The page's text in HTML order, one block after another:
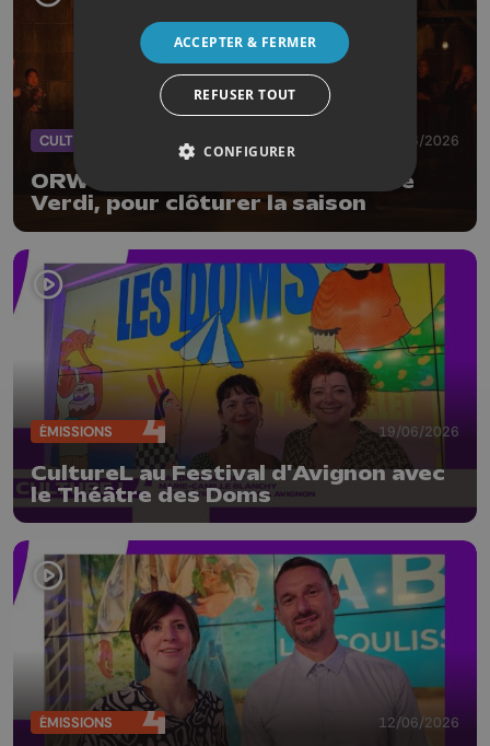
CULTURE 20/06/2026
ORW : Otello, le chef d'oeuvre de
Verdi, pour clôturer la saison
ÉMISSIONS 19/06/2026
CultureL au Festival d'Avignon avec
le Théâtre des Doms
ÉMISSIONS 12/06/2026
ACCEPTER & FERMER
REFUSER TOUT
CONFIGURER